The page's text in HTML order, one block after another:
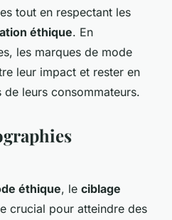
tout en respectant les
éthique. En
les marques de mode
leur impact et rester en
de leurs consommateurs.
éthique, le ciblage
crucial pour atteindre des